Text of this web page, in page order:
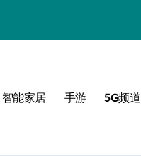
智能家居 手游 5G频道